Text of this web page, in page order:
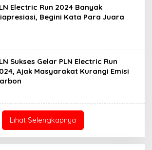
Electric Run 2024 Banyak
Begini Kata Para Juara
Sukses Gelar PLN Electric Run
Ajak Masyarakat Kurangi Emisi
Lihat Selengkapnya